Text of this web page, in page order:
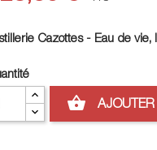
Cazottes - Eau de
shopping_basket AJOUTER